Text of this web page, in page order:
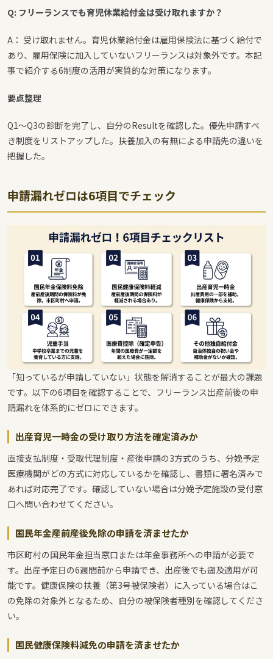
Q: フリーランスでも育児休業給付金は受け取れますか？
A： 受け取れません。育児休業給付金は雇用保険法に基づく給付で
あり、雇用保険に加入していないフリーランスは対象外です。本記
事で紹介する6制度の活用が実質的な対策になります。
要点整理
Q1〜Q3の診断を完了し、自分のResultを確認した。優先申請すべ
き制度をリストアップした。扶養加入の有無による申請先の違いを
把握した。
申請漏れゼロは6項目でチェック
「知っているが申請していない」状態を解消することが最大の課題
です。以下の6項目を確認することで、フリーランス出産前後の申
請漏れを体系的にゼロにできます。
出産育児一時金の受け取り方法を確定済みか
直接支払制度・受取代理制度・産後申請の3方式のうち、分娩予定
医療機関がどの方式に対応しているかを確認し、書類に署名済みで
あれば対応完了です。確認していない場合は分娩予定施設の受付窓
口へ問い合わせてください。
国民年金産前産後免除の申請を済ませたか
市区町村の国民年金担当窓口または年金事務所への申請が必要で
す。出産予定日の6週間前から申請でき、出産後でも遡及適用が可
能です。健康保険の扶養（第3号被保険者）に入っている場合はこ
の免除の対象外となるため、自分の被保険者種別を確認してくださ
い。
国民健康保険料減免の申請を済ませたか